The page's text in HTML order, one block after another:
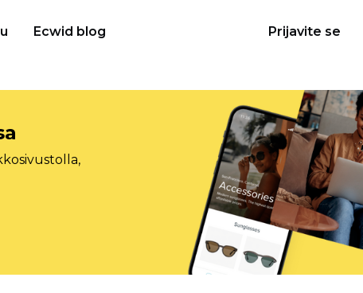
Ecwid blog Prijavite se